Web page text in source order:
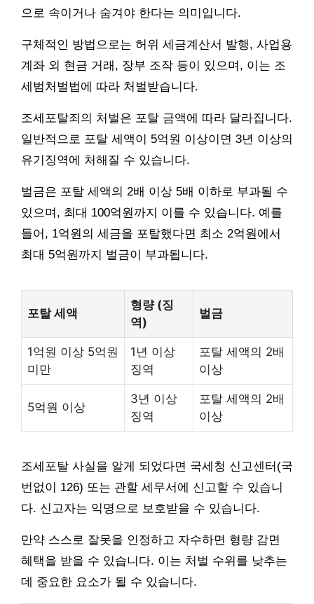
으로 속이거나 숨겨야 한다는 의미입니다.
구체적인 방법으로는 허위 세금계산서 발행, 사업용
계좌 외 현금 거래, 장부 조작 등이 있으며, 이는 조
세범처벌법에 따라 처벌받습니다.
조세포탈죄의 처벌은 포탈 금액에 따라 달라집니다.
일반적으로 포탈 세액이 5억원 이상이면 3년 이상의
유기징역에 처해질 수 있습니다.
벌금은 포탈 세액의 2배 이상 5배 이하로 부과될 수
있으며, 최대 100억원까지 이를 수 있습니다. 예를
들어, 1억원의 세금을 포탈했다면 최소 2억원에서
최대 5억원까지 벌금이 부과됩니다.
포탈 세액
형량 (징
역)
벌금
1억원 이상 5억원
미만
1년 이상
징역
포탈 세액의 2배
이상
5억원 이상
3년 이상
징역
포탈 세액의 2배
이상
조세포탈 사실을 알게 되었다면 국세청 신고센터(국
번없이 126) 또는 관할 세무서에 신고할 수 있습니
다. 신고자는 익명으로 보호받을 수 있습니다.
만약 스스로 잘못을 인정하고 자수하면 형량 감면
혜택을 받을 수 있습니다. 이는 처벌 수위를 낮추는
데 중요한 요소가 될 수 있습니다.